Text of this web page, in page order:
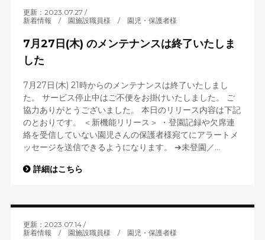
更新：2023.07.27
新着情報 / 園施設職員様 / 園児・保護者様
7月27日(木) のメンテナンスは終了いたしま
した
7月27日(木) 21時からのメンテナンスは終了いたしまし
た。 サービス停止中はご不便をお掛けいたしました。 ご
協力ありがとうございました。 本日のリリース内容は下記
のとおりです。 ＜新機能リリース＞ ・登園記録や欠席連
絡を受信していない園児さんの保護者様宛てにアラートメ
ッセージを送信できるようになります。 ➔未登園／...
詳細はこちら
更新：2023.07.14
新着情報 / 園施設職員様 / 園児・保護者様